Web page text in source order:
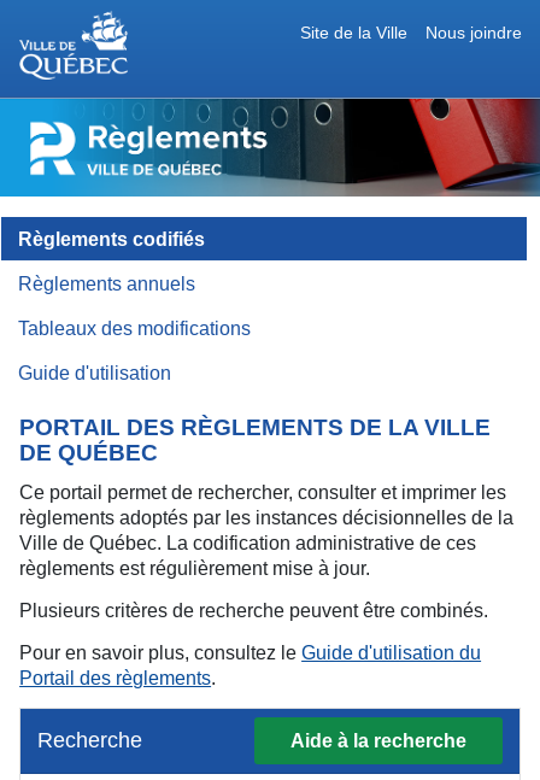
Nous joindre
Site de la Ville
RÈGLEMENTS
DE
DE
QUÉBEC
Règlements codifiés
Règlements annuels
Tableaux des modifications
Guide d'utilisation
PORTAIL DES RÈGLEMENTS DE LA VILLE
DE QUÉBEC
Ce portail permet de rechercher, consulter et imprimer les
règlements adoptés par les instances décisionnelles de la
Ville de Québec. La codification administrative de ces
règlements est régulièrement mise à jour.
Plusieurs critères de recherche peuvent être combinés.
Pour en savoir plus, consultez leGuide d'utilisation du
Portail des règlements.
Recherche Aide à la recherche